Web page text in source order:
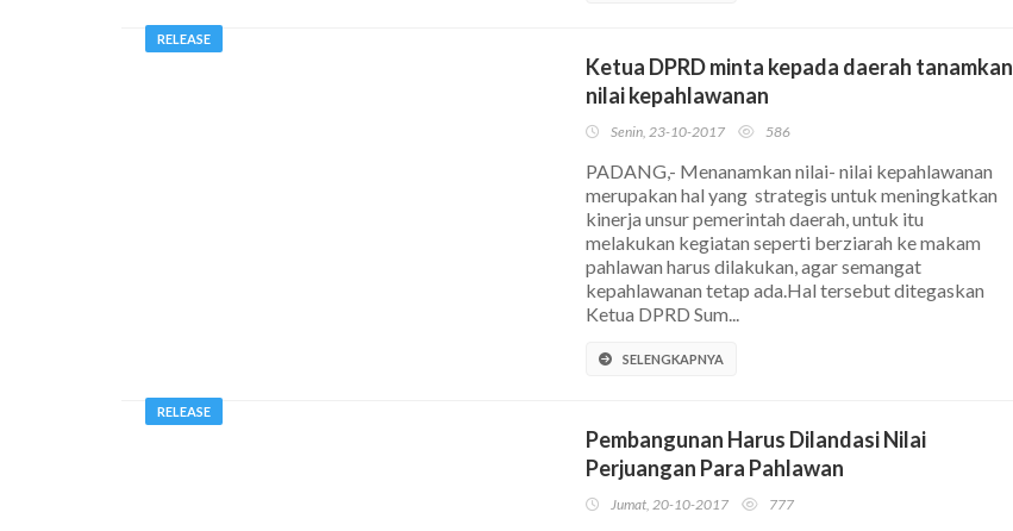
RELEASE
Ketua DPRD minta kepada daerah tanamkan
nilai kepahlawanan
Senin, 23-10-2017 586
PADANG,- Menanamkan nilai- nilai kepahlawanan
merupakan hal yang strategis untuk meningkatkan
kinerja unsur pemerintah daerah, untuk itu
melakukan kegiatan seperti berziarah ke makam
pahlawan harus dilakukan, agar semangat
kepahlawanan tetap ada.Hal tersebut ditegaskan
Ketua DPRD Sum...
SELENGKAPNYA
RELEASE
Pembangunan Harus Dilandasi Nilai
Perjuangan Para Pahlawan
Jumat, 20-10-2017 777